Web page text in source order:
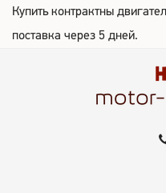
Купить контрактны
поставка через 5 дней.